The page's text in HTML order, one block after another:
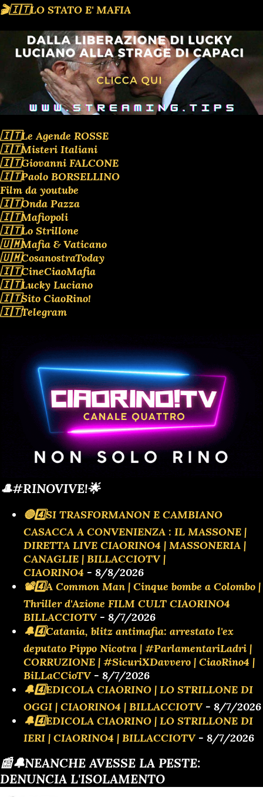
🎬🇮🇹LO STATO E' MAFIA
🇮🇹Le Agende ROSSE
🇮🇹Misteri Italiani
🇮🇹Giovanni FALCONE
🇮🇹Paolo BORSELLINO
Film da youtube
🇮🇹Onda Pazza
🇮🇹Mafiopoli
🇮🇹Lo Strillone
🇺🇲Mafia & Vaticano
🇺🇲CosanostraToday
🇮🇹CineCiaoMafia
🇮🇹Lucky Luciano
🇮🇹Sito CiaoRino!
🇮🇹Telegram
🎩#RINOVIVE!🌟
🔴4️⃣SI TRASFORMANON E CAMBIANO
CASACCA A CONVENIENZA : IL MASSONE |
DIRETTA LIVE CIAORINO4 | MASSONERIA |
CANAGLIE | BILLACCIOTV |
CIAORINO4 - 8/8/2026
📽️4️⃣A Common Man | Cinque bombe a Colombo |
Thriller d'Azione FILM CULT CIAORINO4
BILLACCIOTV- 8/7/2026
🔔4️⃣Catania, blitz antimafia: arrestato l'ex
deputato Pippo Nicotra | #ParlamentariLadri |
CORRUZIONE | #SicuriXDavvero | CiaoRino4 |
BiLLaCCioTV- 8/7/2026
🔔4️⃣EDICOLA CIAORINO | LO STRILLONE DI
OGGI | CIAORINO4 | BILLACCIOTV- 8/7/2026
🔔4️⃣EDICOLA CIAORINO | LO STRILLONE DI
IERI | CIAORINO4 | BILLACCIOTV- 8/7/2026
📰🔔NEANCHE AVESSE LA PESTE:
DENUNCIA L'ISOLAMENTO